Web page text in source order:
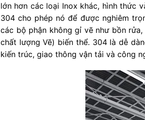
lớn hơn các loại Inox khác, hình thức
304 cho phép nó để được nghiêm
các bộ phận không gỉ vẽ như bồn
chất lượng Vẽ) biến thể. 304 là dễ
kiến trúc, giao thông vận tải và công